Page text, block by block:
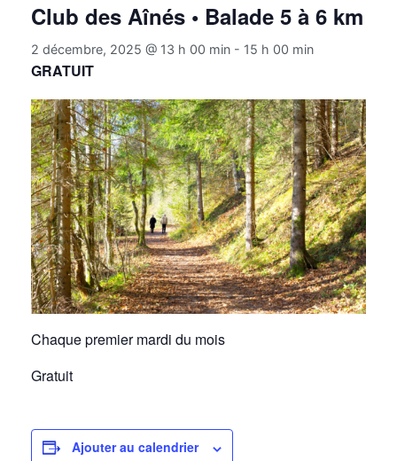
Club des Aînés • Balade 5 à 6 km
2 décembre, 2025 @ 13 h 00 min - 15 h 00 min
GRATUIT
Chaque premier mardi du mois
Gratuit
Ajouter au calendrier